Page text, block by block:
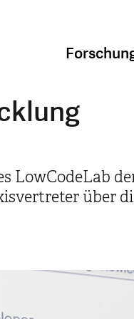
LowCodeLab
über